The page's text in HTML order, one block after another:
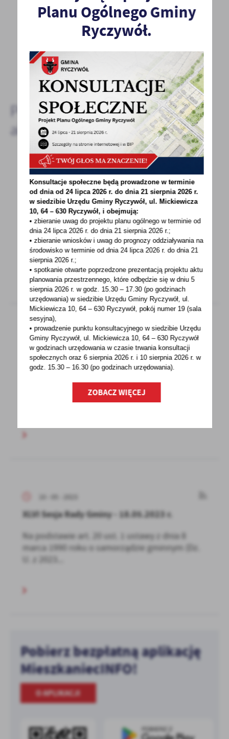
Spodobała Ci się informacja? Zostaw nam swoją opinię
- to dla Ciebie staramy się być najlepsi, a Twoje zdanie
bardzo nam w tym pomoże!
DODAJ KOMENTARZ
Pozostałe
aktualności
11 - 05 - 2023
Zaproszenie do udziału w konkursie "Znajdź
pomniki przyrody w powiecie obornickim"
STAROSTA OBORNICKIz okazji Światowego
Dnia Ochrony ŚrodowiskaZAPRASZA DO
UDZIAŁU W KONKURSIEZNAJDŹ...
11 - 05 - 2023
Wiosenny festyn w Lipie
WIOSENNY FESTYN W LIPIE 20 MAJA 2023
GODZ.17.00 W PROGRAMIE:POKAZ WOLTYŻERKI,
WIERSZE HENRYKA WOJTYSIAKA, KONCERT...
XLVI Sesja Rady Gminy - 18.05.2023 r.
Na podstawie art. 20 ust. 1 ustawy z dnia 8
marca 1990 roku o samorządzie gminnym (Dz.
Pobierz bezpłatną aplikację
MieszkaniecINFO!
O APLIKACJI
Planu Ogólnego Gminy
Ryczywół.
Konsultacje społeczne będą prowadzone w terminie
od dnia od 24 lipca 2026 r. do dnia 21 sierpnia 2026 r.
w siedzibie Urzędu Gminy Ryczywół, ul. Mickiewicza
10, 64 – 630 Ryczywół, i obejmują:
• zbieranie uwag do projektu planu ogólnego w terminie od
dnia 24 lipca 2026 r. do dnia 21 sierpnia 2026 r.;
• zbieranie wniosków i uwag do prognozy oddziaływania na
środowisko w terminie od dnia 24 lipca 2026 r. do dnia 21
sierpnia 2026 r.;
• spotkanie otwarte poprzedzone prezentacją projektu aktu
planowania przestrzennego, które odbędzie się w dniu 5
sierpnia 2026 r.w godz. 15.30 – 17.30 (po godzinach
urzędowania) w siedzibie Urzędu Gminy Ryczywół, ul.
Mickiewicza 10, 64 – 630 Ryczywół, pokójnumer 19 (sala
sesyjna),
• prowadzenie punktu konsultacyjnego w siedzibie Urzędu
Gminy Ryczywół, ul. Mickiewicza 10, 64 – 630 Ryczywół
w godzinachurzędowania w czasie trwania konsultacji
społecznych oraz 6 sierpnia 2026 r. i 10 sierpnia 2026 r. w
godz. 15.30 – 16.30 (po godzinachurzędowania).
ZOBACZ WIĘCEJ